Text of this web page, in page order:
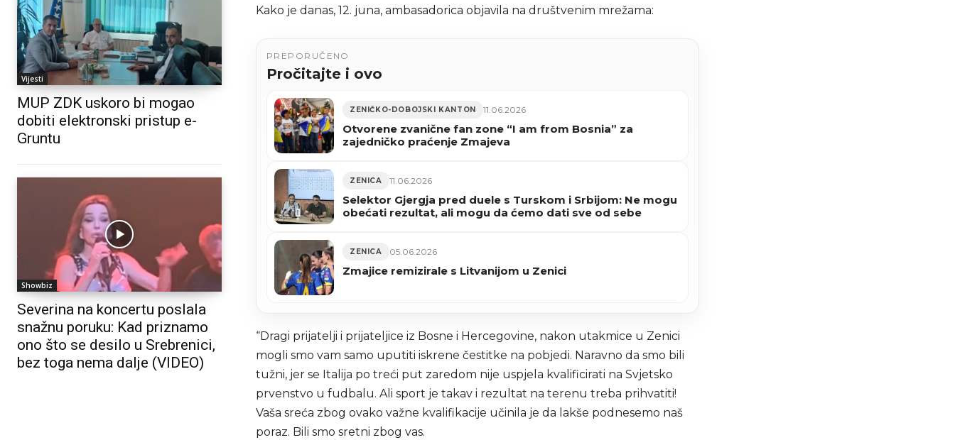
Vijesti
MUP ZDK uskoro bi mogao
dobiti elektronski pristup e-
Gruntu
Showbiz
Severina na koncertu poslala
snažnu poruku: Kad priznamo
ono što se desilo u Srebrenici,
bez toga nema dalje (VIDEO)
Kako je danas, 12. juna, ambasadorica objavila na društvenim mrežama:
PREPORUČENO
Pročitajte i ovo
ZENIČKO-DOBOJSKI KANTON 11.06.2026
Otvorene zvanične fan zone “I am from Bosnia” za
zajedničko praćenje Zmajeva
ZENICA 11.06.2026
Selektor Gjergja pred duele s Turskom i Srbijom: Ne mogu
obećati rezultat, ali mogu da ćemo dati sve od sebe
ZENICA 05.06.2026
Zmajice remizirale s Litvanijom u Zenici
“Dragi prijatelji i prijateljice iz Bosne i Hercegovine, nakon utakmice u Zenici
mogli smo vam samo uputiti iskrene čestitke na pobjedi. Naravno da smo bili
tužni, jer se Italija po treći put zaredom nije uspjela kvalificirati na Svjetsko
prvenstvo u fudbalu. Ali sport je takav i rezultat na terenu treba prihvatiti!
Vaša sreća zbog ovako važne kvalifikacije učinila je da lakše podnesemo naš
poraz. Bili smo sretni zbog vas.